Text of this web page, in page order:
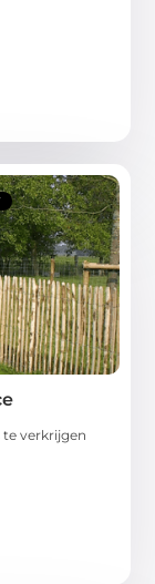
verkrijgen